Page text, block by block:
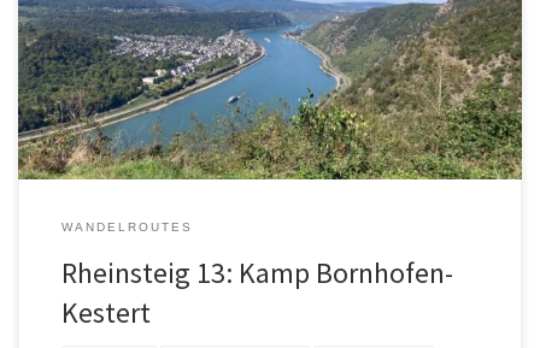
aangeduid met het woord Steig of anders worden ze een
Wanderweg genoemd. De Rheinsteig is wellicht wel één van de
mooiste routes. De Rheinsteig is 320 kilometer lang en loopt van
Bonn naar […]
WANDELROUTES
Rheinsteig 13: Kamp Bornhofen-
Kestert